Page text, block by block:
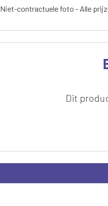
Niet-contractuele foto - Alle
Dit